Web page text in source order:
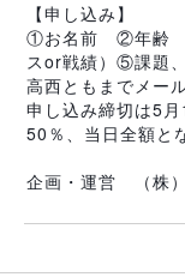
【申し込み】
①お名前　②年齢
スor戦績）⑤課題
高西ともまでメー
申し込み締切は5
50％、当日全額と
企画・運営　（株